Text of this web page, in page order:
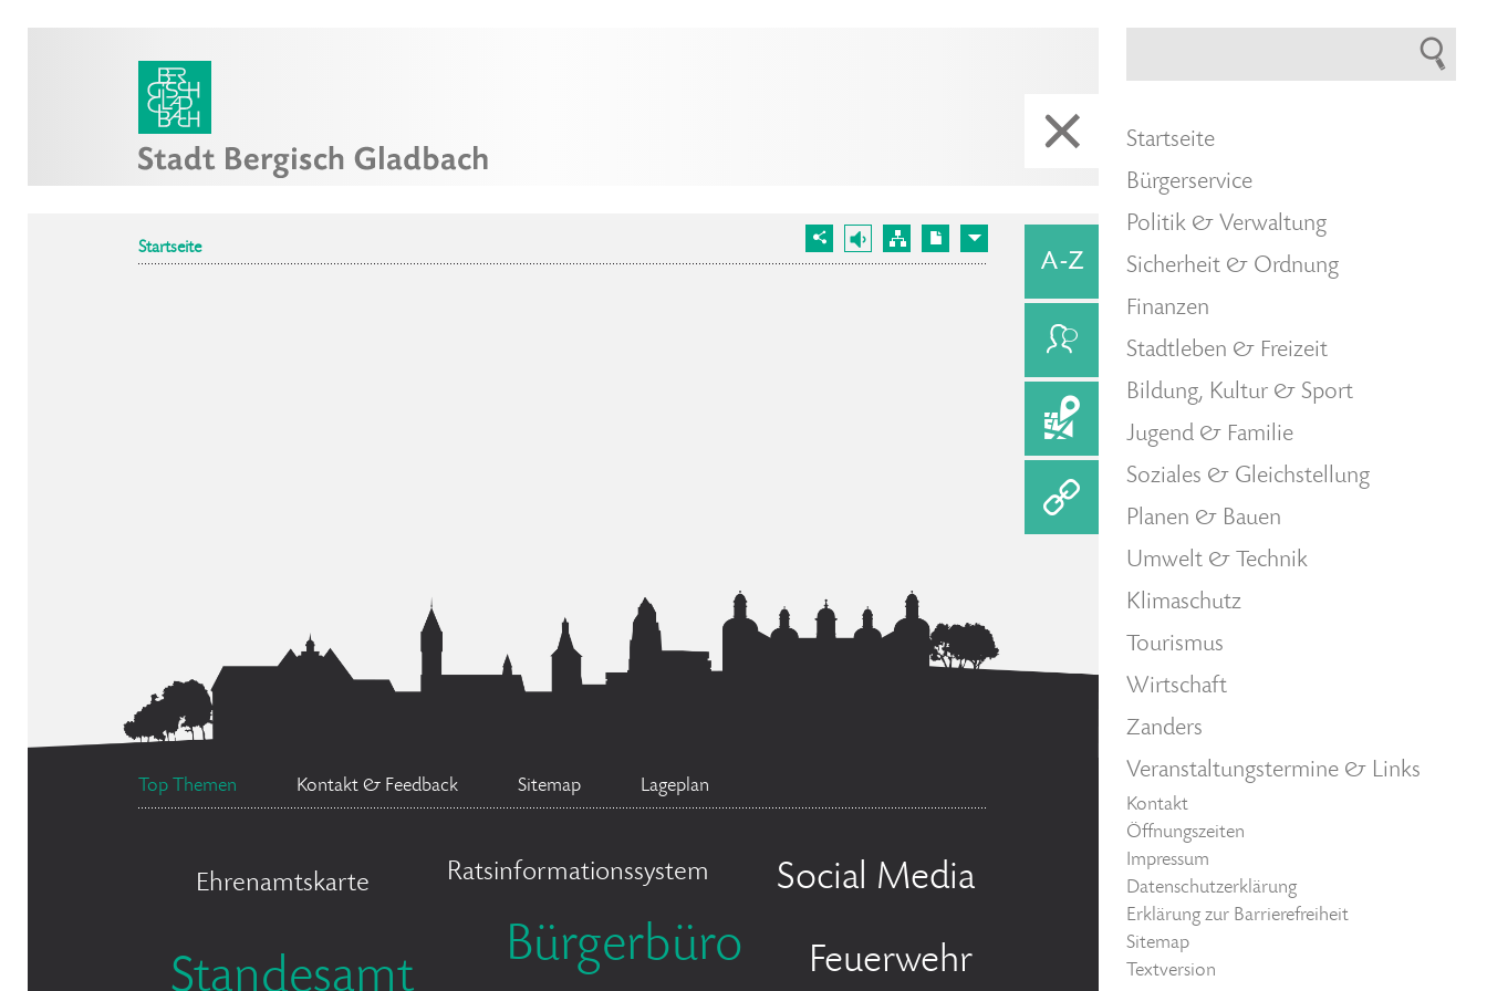
Startseite
Top Themen Kontakt & Feedback Sitemap Lageplan
Ehrenamtskarte Ratsinformationssystem Social Media
Standesamt
Bürgerbüro Feuerwehr
Startseite
Bürgerservice
Politik & Verwaltung
Sicherheit & Ordnung
Finanzen
Stadtleben & Freizeit
Bildung, Kultur & Sport
Jugend & Familie
Soziales & Gleichstellung
Planen & Bauen
Umwelt & Technik
Klimaschutz
Tourismus
Wirtschaft
Zanders
Veranstaltungstermine & Links
Kontakt
Öffnungszeiten
Impressum
Datenschutzerklärung
Erklärung zur Barrierefreiheit
Sitemap
Textversion